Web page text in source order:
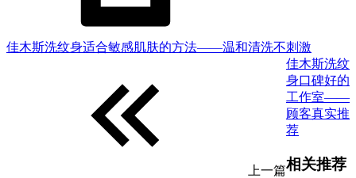
佳木斯洗纹身适合敏感肌肤的方法——温和清洗不刺激
上一篇
佳木斯洗纹
身口碑好的
工作室——
顾客真实推
荐
相关推荐